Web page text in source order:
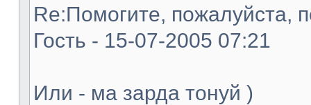
Re:Помогите, пожалуйста,
Гость - 15-07-2005 07:21
Или - ма зарда тонуй )